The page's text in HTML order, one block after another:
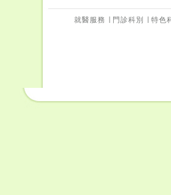
就醫服務 門診科別 ∣特色